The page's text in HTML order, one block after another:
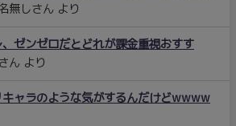
無しさん より
、ゼンゼロだとどれが課金重視おすす
ん より
キャラのような気がするんだけどwwww